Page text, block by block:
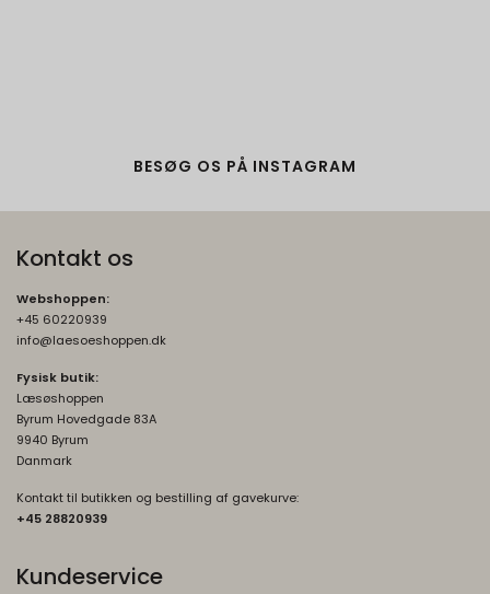
BESØG OS PÅ INSTAGRAM
Kontakt os
Webshoppen:
+45 60220939
info@laesoeshoppen.dk
Fysisk butik:
Læsøshoppen
Byrum Hovedgade 83A
9940 Byrum
Danmark
Kontakt til butikken og bestilling af gavekurve:
+45 28820939
Kundeservice